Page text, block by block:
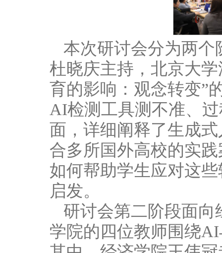
本次研讨会分为两
杜晓庆主持，北京大
育的影响：观念转变”
AI检测工具测不准、
面，详细阐释了生成
合多所国外高校的实
如何帮助学生应对这
启发。
研讨会第二阶段面
学院的四位教师围绕